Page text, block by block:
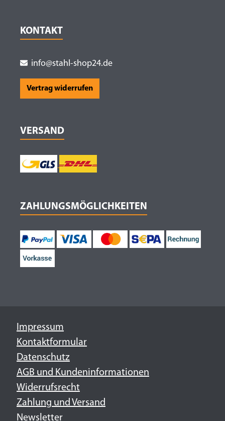
KONTAKT
info@stahl-shop24.de
Vertrag widerrufen
VERSAND
ZAHLUNGSMÖGLICHKEITEN
Impressum
Kontaktformular
Datenschutz
AGB und Kundeninformationen
Widerrufsrecht
Zahlung und Versand
Newsletter